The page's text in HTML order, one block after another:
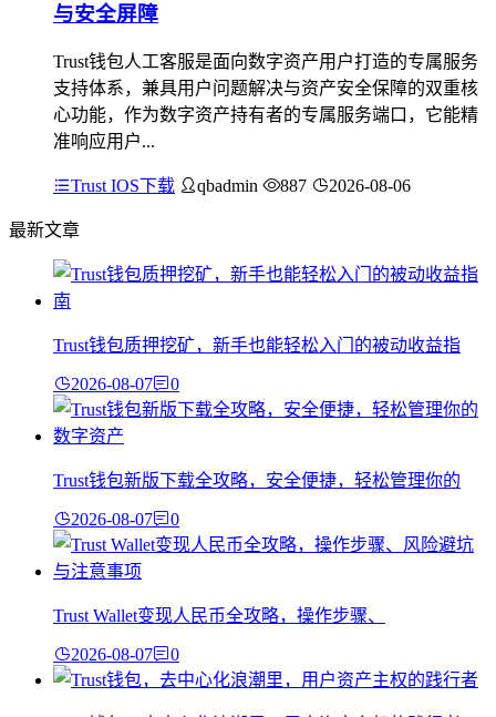
与安全屏障
Trust钱包人工客服是面向数字资产用户打造的专属服务
支持体系，兼具用户问题解决与资产安全保障的双重核
心功能，作为数字资产持有者的专属服务端口，它能精
准响应用户...
Trust IOS下载 qbadmin 887 2026-08-06
最新文章
Trust钱包质押挖矿，新手也能轻松入门的被动收益指
2026-08-07 0
Trust钱包新版下载全攻略，安全便捷，轻松管理你的
2026-08-07 0
Trust Wallet变现人民币全攻略，操作步骤、
2026-08-07 0